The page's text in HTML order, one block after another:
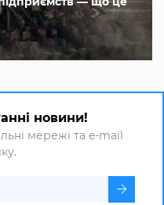
новини!
мережі та e-mail